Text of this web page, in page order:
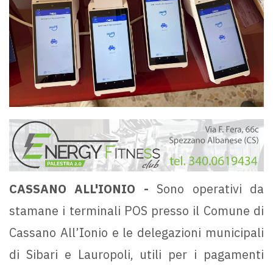
CASSANO ALL'IONIO -Sono operativi da
stamane i terminali POS presso il Comune di
Cassano All’Ionio e le delegazioni municipali
di Sibari e Lauropoli, utili per i pagamenti